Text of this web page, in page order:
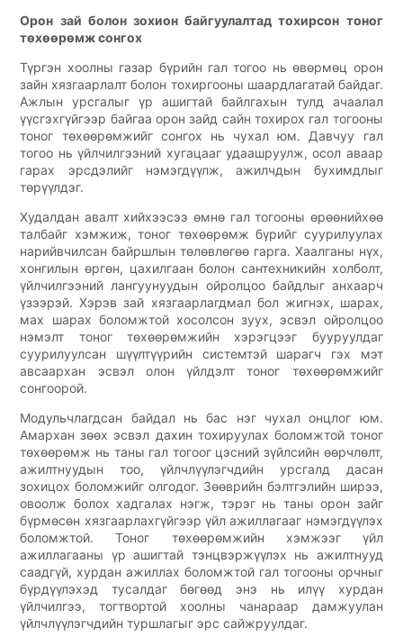
Орон зай болон зохион байгуулалтад тохирсон тоног
төхөөрөмж сонгох
Түргэн хоолны газар бүрийн гал тогоо нь өвөрмөц орон
зайн хязгаарлалт болон тохиргооны шаардлагатай байдаг.
Ажлын урсгалыг үр ашигтай байлгахын тулд ачаалал
үүсгэхгүйгээр байгаа орон зайд сайн тохирох гал тогооны
тоног төхөөрөмжийг сонгох нь чухал юм. Давчуу гал
тогоо нь үйлчилгээний хугацааг удаашруулж, осол аваар
гарах эрсдэлийг нэмэгдүүлж, ажилчдын бухимдлыг
төрүүлдэг.
Худалдан авалт хийхээсээ өмнө гал тогооны өрөөнийхөө
талбайг хэмжиж, тоног төхөөрөмж бүрийг суурилуулах
нарийвчилсан байршлын төлөвлөгөө гарга. Хаалганы нүх,
хонгилын өргөн, цахилгаан болон сантехникийн холболт,
үйлчилгээний лангуунуудын ойролцоо байдлыг анхаарч
үзээрэй. Хэрэв зай хязгаарлагдмал бол жигнэх, шарах,
мах шарах боломжтой хосолсон зуух, эсвэл ойролцоо
нэмэлт тоног төхөөрөмжийн хэрэгцээг бууруулдаг
суурилуулсан шүүлтүүрийн системтэй шарагч гэх мэт
авсаархан эсвэл олон үйлдэлт тоног төхөөрөмжийг
сонгоорой.
Модульчлагдсан байдал нь бас нэг чухал онцлог юм.
Амархан зөөх эсвэл дахин тохируулах боломжтой тоног
төхөөрөмж нь таны гал тогоог цэсний зүйлсийн өөрчлөлт,
ажилтнуудын тоо, үйлчлүүлэгчдийн урсгалд дасан
зохицох боломжийг олгодог. Зөөврийн бэлтгэлийн ширээ,
овоолж болох хадгалах нэгж, тэрэг нь таны орон зайг
бүрмөсөн хязгаарлахгүйгээр үйл ажиллагааг нэмэгдүүлэх
боломжтой. Тоног төхөөрөмжийн хэмжээг үйл
ажиллагааны үр ашигтай тэнцвэржүүлэх нь ажилтнууд
саадгүй, хурдан ажиллах боломжтой гал тогооны орчныг
бүрдүүлэхэд тусалдаг бөгөөд энэ нь илүү хурдан
үйлчилгээ, тогтвортой хоолны чанараар дамжуулан
үйлчлүүлэгчдийн туршлагыг эрс сайжруулдаг.